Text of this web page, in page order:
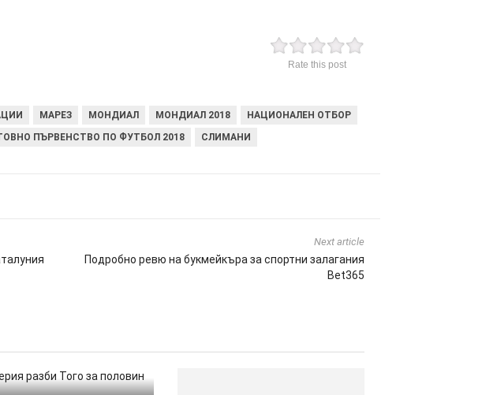
Rate this post
МАРЕЗ МОНДИАЛ МОНДИАЛ 2018
НАЦИОНАЛЕН ОТБОР
ПЪРВЕНСТВО ПО ФУТБОЛ 2018 СЛИМАНИ
Next article
Подробно ревю на букмейкъра за спортни залагания
Bet365